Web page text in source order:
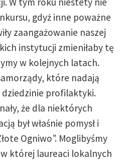
gdyż inne poważne
zaangażowanie naszej
instytucji zmieniłaby tę
w kolejnych latach.
które nadają
profilaktyki.
że dla niektórych
był właśnie pomysł i
Ogniwo”. Moglibyśmy
której laureaci lokalnych